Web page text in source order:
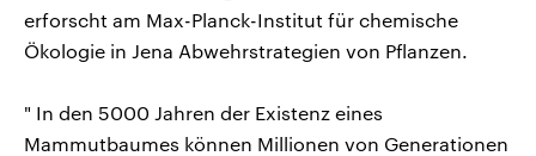
erforscht am Max-Planck-Institut für chemische
Ökologie in Jena Abwehrstrategien von Pflanzen.
" In den 5000 Jahren der Existenz eines
Mammutbaumes können Millionen von Generationen